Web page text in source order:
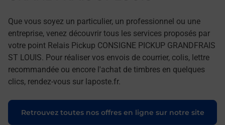
Que vous soyez un particulier, un professionnel ou une
entreprise, venez découvrir tous les services proposés par
votre point Relais Pickup CONSIGNE PICKUP GRANDFRAIS
ST LOUIS. Pour réaliser vos envois de courrier, colis, lettre
recommandée ou encore l'achat de timbres en quelques
clics, rendez-vous sur laposte.fr.
Retrouvez toutes nos offres en ligne sur notre site